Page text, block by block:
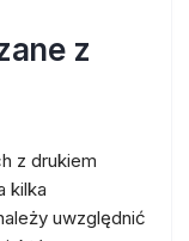
z
z drukiem
kilka
uwzględnić